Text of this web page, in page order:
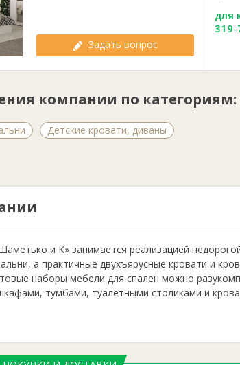
Задать вопрос
для
319-
компании по категориям:
Детские кровати, диваны
и К» занимается реализацией
а практичные двухъярусные кровати и
наборы мебели для спален можно
тумбами, туалетными столиками и